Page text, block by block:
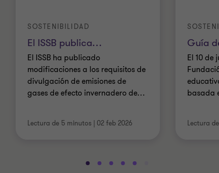
El ISSB publica…
SOSTENIBILIDAD
El ISSB ha publicado
modificaciones a los requisitos de
divulgación de emisiones de
gases de efecto invernadero de…
Lectura de 5 minutos | 02 feb 2026
Guía
El 10 de
basada
Lectura
Ir
Ir
Ir
Ir
Ir